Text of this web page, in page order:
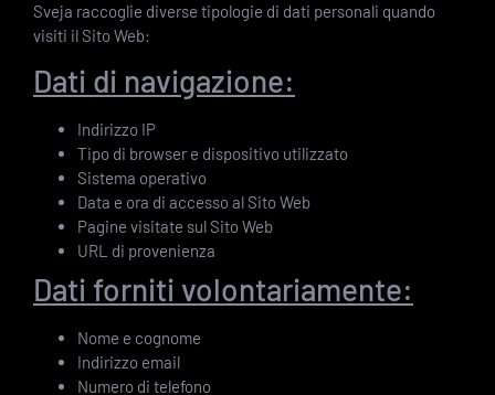
Sveja raccoglie diverse tipologie di dati personali quando
visiti il Sito Web:
Dati di navigazione:
Indirizzo IP
Tipo di browser e dispositivo utilizzato
Sistema operativo
Data e ora di accesso al Sito Web
Pagine visitate sul Sito Web
URL di provenienza
Dati forniti volontariamente:
Nome e cognome
Indirizzo email
Numero di telefono